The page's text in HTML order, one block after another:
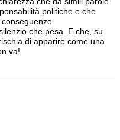
politiche e che
che pesa. E che, su
di apparire come una
va!